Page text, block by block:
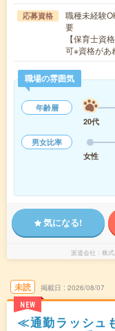
応募資格
職種未経験
要
【保育士資
可※資格があ
職場の雰囲気
年齢層
20代
男女比率
女性
気になる!
派遣会社 株
未読
NEW
掲載日 2026/08/07
≪通勤ラッシュ